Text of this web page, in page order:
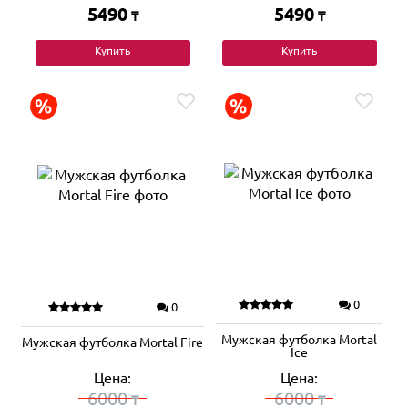
5490 ₸
Купить
5490 ₸
Купить
0
Мужская футболка Mortal Fire
Цена:
6000₸
0
Мужская футболка Mortal
Ice
Цена:
6000₸